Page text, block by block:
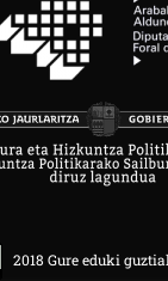
2018 Gure eduki